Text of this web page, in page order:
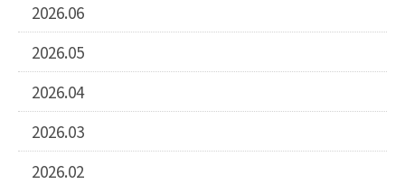
2026.06
2026.05
2026.04
2026.03
2026.02